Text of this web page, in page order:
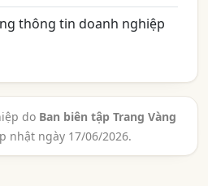
thông tin doanh nghiệp
do Ban biên tập Trang Vàng
nhật ngày 17/06/2026.